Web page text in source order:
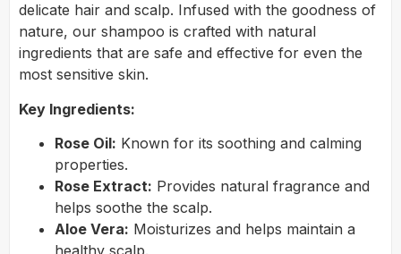
delicate hair and scalp. Infused with the goodness of
nature, our shampoo is crafted with natural
ingredients that are safe and effective for even the
most sensitive skin.
Key Ingredients:
Rose Oil: Known for its soothing and calming
properties.
Rose Extract: Provides natural fragrance and
helps soothe the scalp.
Aloe Vera: Moisturizes and helps maintain a